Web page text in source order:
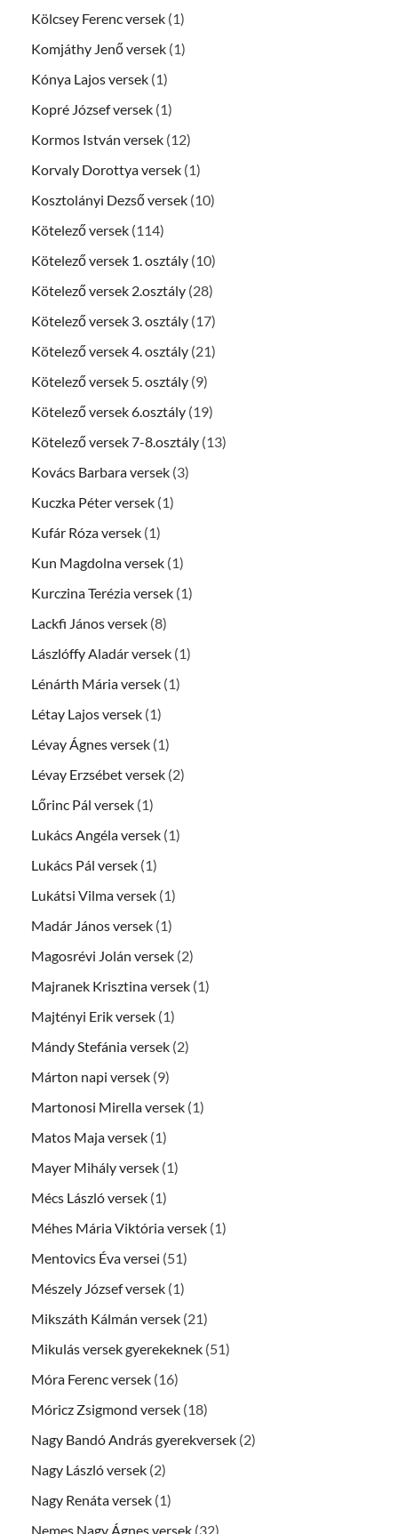
Kölcsey Ferenc versek (1)
Komjáthy Jenő versek (1)
Kónya Lajos versek (1)
Kopré József versek (1)
Kormos István versek (12)
Korvaly Dorottya versek (1)
Kosztolányi Dezső versek (10)
Kötelező versek (114)
Kötelező versek 1. osztály (10)
Kötelező versek 2.osztály (28)
Kötelező versek 3. osztály (17)
Kötelező versek 4. osztály (21)
Kötelező versek 5. osztály (9)
Kötelező versek 6.osztály (19)
Kötelező versek 7-8.osztály (13)
Kovács Barbara versek (3)
Kuczka Péter versek (1)
Kufár Róza versek (1)
Kun Magdolna versek (1)
Kurczina Terézia versek (1)
Lackfi János versek (8)
Lászlóffy Aladár versek (1)
Lénárth Mária versek (1)
Létay Lajos versek (1)
Lévay Ágnes versek (1)
Lévay Erzsébet versek (2)
Lőrinc Pál versek (1)
Lukács Angéla versek (1)
Lukács Pál versek (1)
Lukátsi Vilma versek (1)
Madár János versek (1)
Magosrévi Jolán versek (2)
Majranek Krisztina versek (1)
Majtényi Erik versek (1)
Mándy Stefánia versek (2)
Márton napi versek (9)
Martonosi Mirella versek (1)
Matos Maja versek (1)
Mayer Mihály versek (1)
Mécs László versek (1)
Méhes Mária Viktória versek (1)
Mentovics Éva versei (51)
Mészely József versek (1)
Mikszáth Kálmán versek (21)
Mikulás versek gyerekeknek (51)
Móra Ferenc versek (16)
Móricz Zsigmond versek (18)
Nagy Bandó András gyerekversek (2)
Nagy László versek (2)
Nagy Renáta versek (1)
Nemes Nagy Ágnes versek (32)